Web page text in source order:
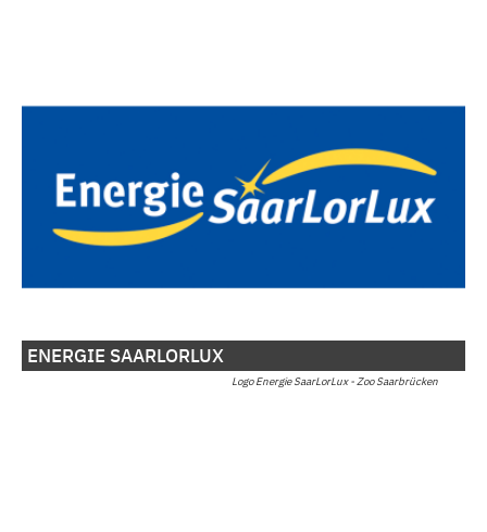
Logo Energie SaarLorLux - Zoo Saarbrücken
ENERGIE SAARLORLUX